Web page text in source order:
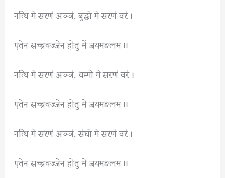
नत्थि मे सरणं अञ्ञं, बुद्धो मे सरणं वरं ।
एतेन सच्चवज्जेन होतु में जयमङलम ।।
नत्थि मे सरणं अञ्ञं, धम्मो मे सरणं वरं ।
एतेन सच्चवज्जेन होतु मे जयमङलम ।।
नत्थि मे सरणं अञ्ञं, संघो मे सरणं वरं ।
एतेन सच्चवज्जेन होतु मे जयमङलम ।।